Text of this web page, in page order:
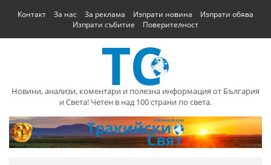
Контакт За нас За реклама Изпрати новина
Изпрати обява
Изпрати събитие
Поверителност
Новини, анализи, коментари и полезна информация от България
и Света! Четен в над 100 страни по света.